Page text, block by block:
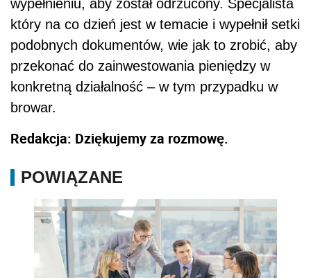
decyzji o założeniu firmy